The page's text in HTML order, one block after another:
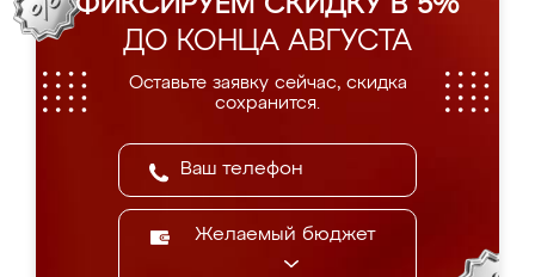
ДО КОНЦА АВГУСТА
Оставьте заявку сейчас, скидка
сохранится.
Желаемый бюджет